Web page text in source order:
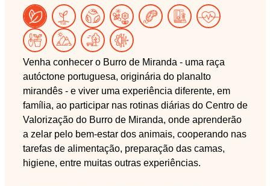
Venha conhecer o Burro de Miranda - uma raça
autóctone portuguesa, originária do planalto
mirandês - e viver uma experiência diferente, em
família, ao participar nas rotinas diárias do Centro de
Valorização do Burro de Miranda, onde aprenderão
a zelar pelo bem-estar dos animais, cooperando nas
tarefas de alimentação, preparação das camas,
higiene, entre muitas outras experiências.